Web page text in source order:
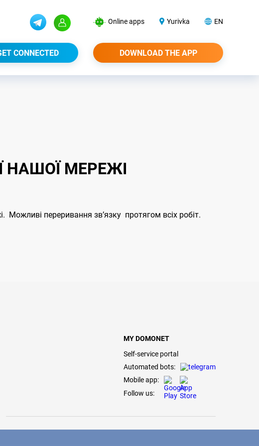
Online apps Yurivka EN
CONNECTED DOWNLOAD THE APP
НАШОЇ МЕРЕЖІ
Можливі переривання звʼязку протягом всіх робіт.
MY DOMONET
Self-service portal
Automated bots:
Mobile app:
Follow us: